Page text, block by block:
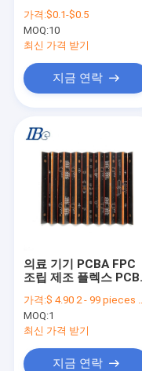
제품
우리에 대하여
공장 여행
인용문을 요구하세요
가격:$0.1-$0.5
MOQ:10
최신 가격 받기
지금 연락
의료 기기 PCBA FPC
조립 제조 플렉스 PCB
가격:$ 4.90 2 - 99 pieces $2.90 100 - 999 pieces $0.90>= 1000 pieces
MOQ:1
최신 가격 받기
지금 연락